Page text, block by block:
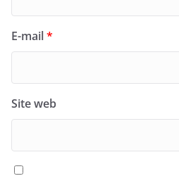
E-mail*
Site web